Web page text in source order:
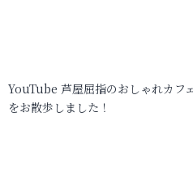
YouTube 芦屋屈指のおしゃれカフ
をお散歩しました！